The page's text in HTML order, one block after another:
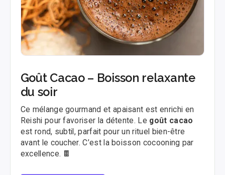
Goût Cacao – Boisson relaxante
du soir
Ce mélange gourmand et apaisant est enrichi en
Reishi pour favoriser la détente. Le goût cacao
est rond, subtil, parfait pour un rituel bien-être
avant le coucher. C’est la boisson cocooning par
excellence. 🍫